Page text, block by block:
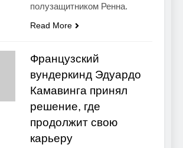
полузащитником Ренна.
Read More
Французский
вундеркинд Эдуардо
Камавинга принял
решение, где
продолжит свою
карьеру